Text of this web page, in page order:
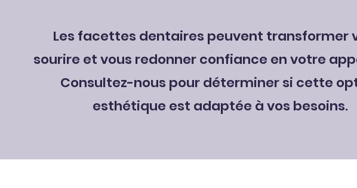
Les facettes dentaires peuvent transformer
sourire et vous redonner confiance en votre
Consultez-nous pour déterminer si cette
esthétique est adaptée à vos besoins.